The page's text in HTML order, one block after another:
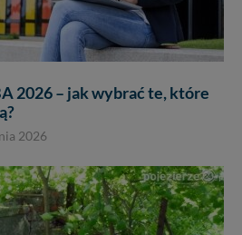
2026 – jak wybrać te, które
2026